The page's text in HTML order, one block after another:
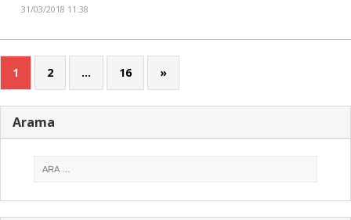
31/03/2018 11:38
1 2 … 16 »
Arama